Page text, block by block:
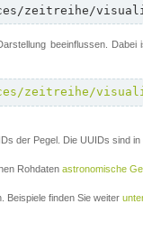
zeitreihe/
beeinflussen. Dabei
zeitreihe/
der Pegel. Die UUIDs sind in
Rohdaten astronomische
Beispiele finden Sie weiter